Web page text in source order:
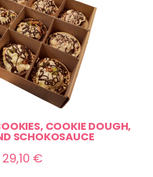
COOKIE DOUGH,
SCHOKOSAUCE
29,10 €